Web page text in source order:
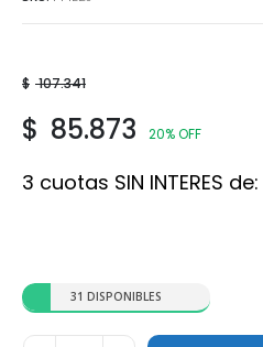
$ 107.341
$ 85.873 20% OFF
3 cuotas SIN INTERES de:
31 DISPONIBLES